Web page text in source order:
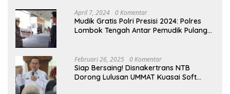
April 7, 2024 0 Komentar
Mudik Gratis Polri Presisi 2024: Polres
Lombok Tengah Antar Pemudik Pulang
Februari 26, 2025 0 Komentar
Siap Bersaing! Disnakertrans NTB
Dorong Lulusan UMMAT Kuasai Soft